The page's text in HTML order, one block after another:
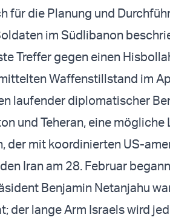
für die Planung und
im Südlibanon
Treffer gegen einen
Waffenstillstand im
laufender diplomatischer
und Teheran, eine mögliche
der mit koordinierten US-
Iran am 28. Februar
Benjamin Netanjahu
der lange Arm Israels wird